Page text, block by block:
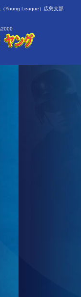
Young League）広島支部
2000